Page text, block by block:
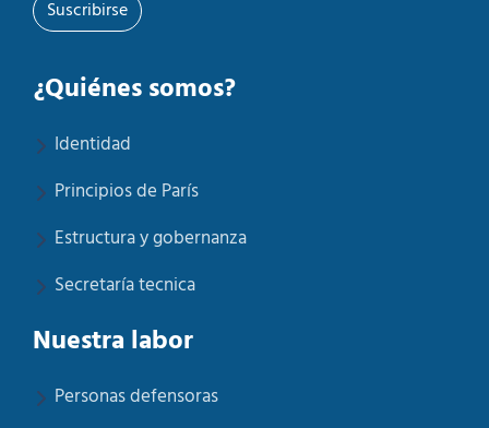
Suscribirse
¿Quiénes somos?
Identidad
Principios de París
Estructura y gobernanza
Secretaría tecnica
Nuestra labor
Personas defensoras